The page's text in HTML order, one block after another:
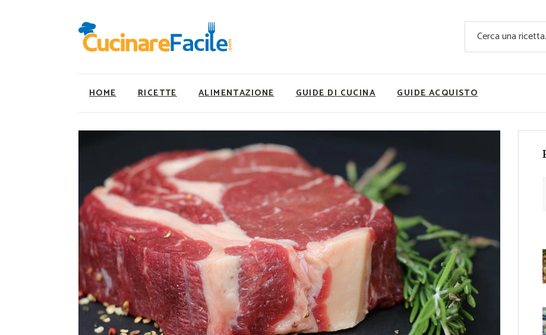
Cerca
HOME RICETTE
Ricette Facili e Veloci
Ricette Primi Piatti
Ricette Antipasti
Ricette Dolci
Ricette Carne
Ricette Secondi
Ricette Pizze e Rustici
Ricette Contorni
Ricette Piatti unici
Ricette Pesce
Video Ricette
ALIMENTAZIONE
Utility
Super Alimenti
Nutrizionista a tavola
Ricette Vegetariane
Ricette Vegane
Rumors
GUIDE DI CUCINA GUIDE ACQUISTO
Ricette Facili e Veloci
Ricette Primi Piatti
Ricette Dolci
Ricette Carne
Ricette Secondi
Ricette per Ingrediente
Super
Ricette